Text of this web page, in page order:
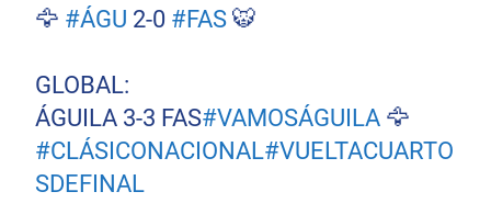
🦅 #ÁGU 2-0 #FAS 🐯
GLOBAL:
ÁGUILA 3-3 FAS#VAMOSÁGUILA 🦅
#CLÁSICONACIONAL#VUELTACUARTO
SDEFINAL